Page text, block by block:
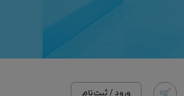
ورود / ثبت‌نام